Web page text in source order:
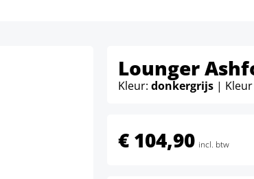
Lounger
Kleur: donkergrijs |
€ 104,90 incl. btw